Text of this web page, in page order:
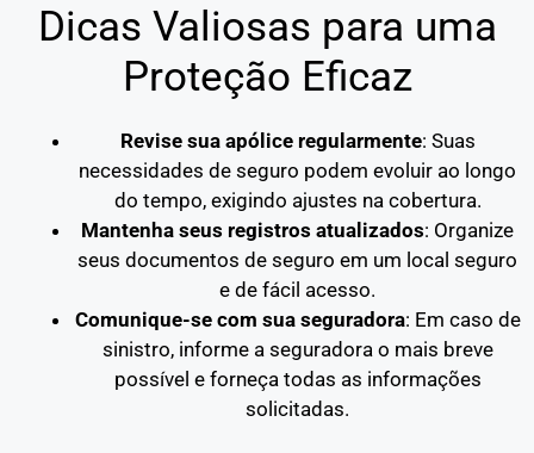
Dicas Valiosas para uma
Proteção Eficaz
Revise sua apólice regularmente: Suas
necessidades de seguro podem evoluir ao longo
do tempo, exigindo ajustes na cobertura.
Mantenha seus registros atualizados: Organize
seus documentos de seguro em um local seguro
e de fácil acesso.
Comunique-se com sua seguradora: Em caso de
sinistro, informe a seguradora o mais breve
possível e forneça todas as informações
solicitadas.